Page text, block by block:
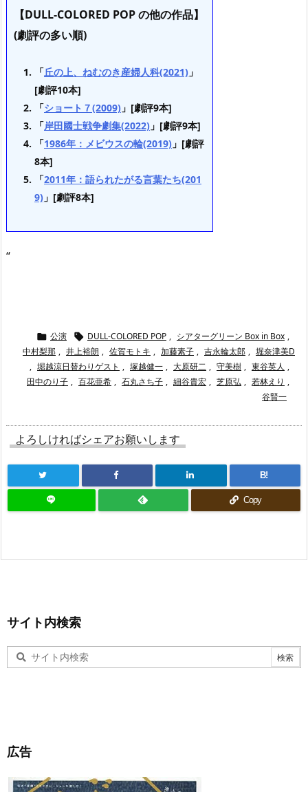
【DULL-COLORED POP の他の作品】
(劇評の多い順)
「丘の上、ねむのき産婦人科(2021) 」
[劇評10本]
「ショート７(2009) 」[劇評9本]
「岸田國士戦争劇集(2022) 」[劇評9本]
「1986年：メビウスの輪(2019) 」[劇評
8本]
「2011年：語られたがる言葉たち(201
9) 」[劇評8本]
“
 公演  DULL-COLORED POP , シアターグリーン Box in Box ,
中村梨那 , 井上裕朗 , 佐賀モトキ , 加藤素子 , 吉永輪太郎 , 堀奈津美D
, 堀越涼日替わりゲスト , 塚越健一 , 大原研二 , 守美樹 , 東谷英人 ,
田中のり子 , 百花亜希 , 石丸さち子 , 細谷貴宏 , 芝原弘 , 若林えり ,
谷賢一
よろしければシェアお願いします
B!
Copy
サイト内検索
広告